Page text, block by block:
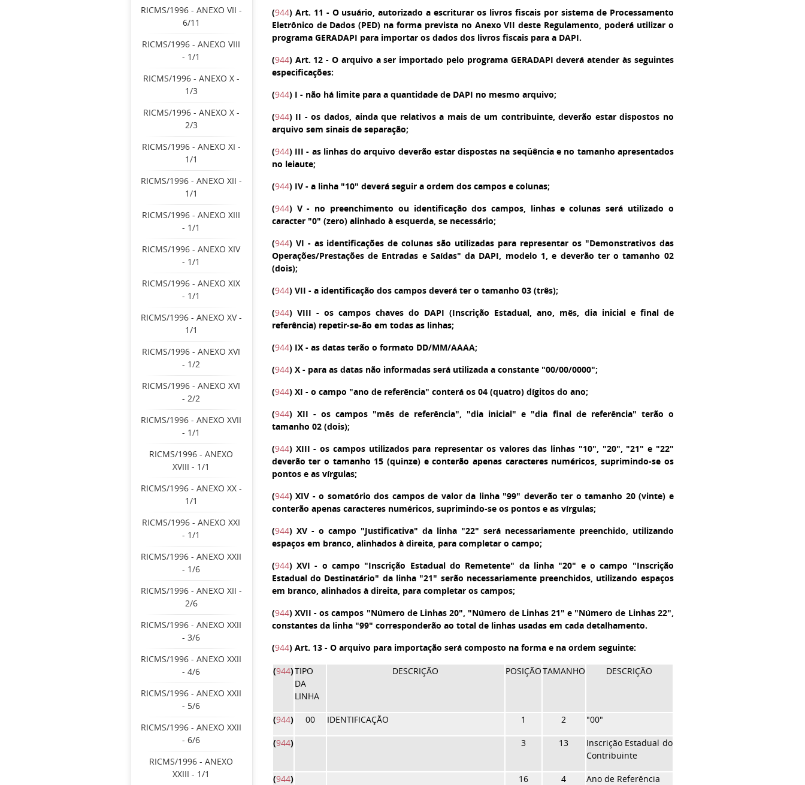
RICMS/1996 - ANEXO VII -
6/11
RICMS/1996 - ANEXO VIII
- 1/1
RICMS/1996 - ANEXO X -
1/3
RICMS/1996 - ANEXO X -
2/3
RICMS/1996 - ANEXO XI -
1/1
RICMS/1996 - ANEXO XII -
1/1
RICMS/1996 - ANEXO XIII
- 1/1
RICMS/1996 - ANEXO XIV
- 1/1
RICMS/1996 - ANEXO XIX
- 1/1
RICMS/1996 - ANEXO XV -
1/1
RICMS/1996 - ANEXO XVI
- 1/2
RICMS/1996 - ANEXO XVI
- 2/2
RICMS/1996 - ANEXO XVII
- 1/1
RICMS/1996 - ANEXO
XVIII - 1/1
RICMS/1996 - ANEXO XX -
1/1
RICMS/1996 - ANEXO XXI
- 1/1
RICMS/1996 - ANEXO XXII
- 1/6
RICMS/1996 - ANEXO XII -
2/6
RICMS/1996 - ANEXO XXII
- 3/6
RICMS/1996 - ANEXO XXII
- 4/6
RICMS/1996 - ANEXO XXII
- 5/6
RICMS/1996 - ANEXO XXII
- 6/6
RICMS/1996 - ANEXO
XXIII - 1/1
(944) Art. 11 - O usuário, autorizado a escriturar os livros fiscais por sistema de Processamento
Eletrônico de Dados (PED) na forma prevista no Anexo VII deste Regulamento, poderá utilizar o
programa GERADAPI para importar os dados dos livros fiscais para a DAPI.
(944) Art. 12 - O arquivo a ser importado pelo programa GERADAPI deverá atender às seguintes
especificações:
(944) I - não há limite para a quantidade de DAPI no mesmo arquivo;
(944) II - os dados, ainda que relativos a mais de um contribuinte, deverão estar dispostos no
arquivo sem sinais de separação;
(944) III - as linhas do arquivo deverão estar dispostas na seqüência e no tamanho apresentados
no leiaute;
(944) IV- a linha "10" deverá seguir a ordem dos campos e colunas;
(944) V- no preenchimento ou identificação dos campos, linhas e colunas será utilizado o
caracter "0" (zero) alinhado à esquerda, se necessário;
(944) VI - as identificações de colunas são utilizadas para representar os "Demonstrativos das
Operações/Prestações de Entradas e Saídas" da DAPI, modelo 1, e deverão ter o tamanho 02
(dois);
(944) VII - a identificação dos campos deverá ter o tamanho 03 (três);
(944) VIII - os campos chaves do DAPI (Inscrição Estadual, ano, mês, dia inicial e final de
referência) repetir-se-ão em todas as linhas;
(944) IX- as datas terão o formato DD/MM/AAAA;
(944) X- para as datas não informadas será utilizada a constante "00/00/0000";
(944) XI - o campo "ano de referência" conterá os 04 (quatro) dígitos do ano;
(944) XII - os campos "mês de referência", "dia inicial" e "dia final de referência" terão o
tamanho 02 (dois);
(944) XIII - os campos utilizados para representar os valores das linhas "10", "20", "21" e "22"
deverão ter o tamanho 15 (quinze) e conterão apenas caracteres numéricos, suprimindo-se os
pontos e as vírgulas;
(944)XIV - o somatório dos campos de valor da linha "99" deverão ter o tamanho 20 (vinte) e
conterão apenas caracteres numéricos, suprimindo-se os pontos e as vírgulas;
(944) XV- o campo "Justificativa" da linha "22" será necessariamente preenchido, utilizando
espaços em branco, alinhados à direita, para completar o campo;
(944)XVI - o campo "Inscrição Estadual do Remetente" da linha "20" e o campo "Inscrição
Estadual do Destinatário" da linha "21" serão necessariamente preenchidos, utilizando espaços
em branco, alinhados à direita, para completar os campos;
(944) XVII - os campos "Número de Linhas 20", "Número de Linhas 21" e "Número de Linhas 22",
constantes da linha "99" corresponderão ao total de linhas usadas em cada detalhamento.
(944) Art. 13- O arquivo para importação será composto na forma e na ordem seguinte:
(944)TIPO
DA
LINHA
DESCRIÇÃO POSIÇÃOTAMANHO DESCRIÇÃO
(944) 00 IDENTIFICAÇÃO 1 2 "00"
(944) 3 13
Inscrição Estadual do
Contribuinte
(944) 16 4 Ano de Referência